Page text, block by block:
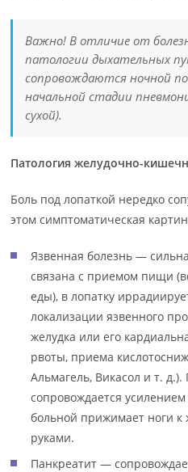
Важно! В отличие от
патологии дыхательных
сопровождаются ночной
начальной стадии
сухой).
Патология желудочно-
Боль под лопаткой нередко
этом симптоматическая
Язвенная болезнь —
связана с приемом пищи
еды), в лопатку
локализации язвенного
желудка или его
рвоты, приема
Альмагель, Викасол и т.
сопровождается
больной прижимает ноги к
руками.
Панкреатит —